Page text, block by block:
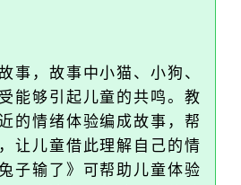
事，故事中小猫、小狗、
能够引起儿童的共鸣。教
的情绪体验编成故事，帮
让儿童借此理解自己的情
子输了》可帮助儿童体验